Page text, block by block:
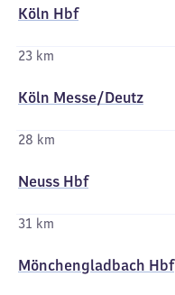
Köln Hbf
23 km
Köln Messe/​Deutz
28 km
Neuss Hbf
31 km
Mönchengladbach Hbf